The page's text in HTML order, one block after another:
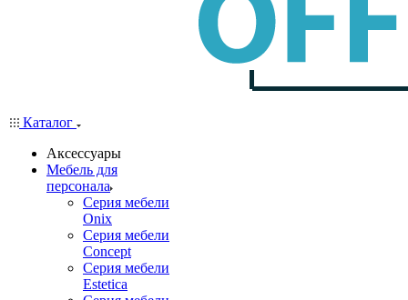
Каталог
Аксессуары
Мебель для
персонала
Серия мебели
Onix
Серия мебели
Concept
Серия мебели
Estetica